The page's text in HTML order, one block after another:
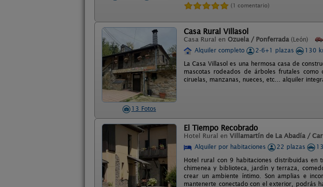
(1 comentario)
13 Fotos
Casa Rural Villasol
Casa Rural en Ozuela / Ponferrada (León)
Alquiler completo
2-6+1 plazas 130
La Casa Villasol es una hermosa casa de
mascotas rodeados de árboles frutales como
ciruelas, manzanas, nueces, etc... alquiler
El Tiempo Recobrado
Hotel Rural en Villamartín de La Abadía /
Alquiler por habitaciones
22 plazas
Hotel rural con 9 habitaciones distribuidas en
chimenea y biblioteca, jardín y terraza,
crear un ambiente íntimo. Son amplias e
mantenerte conectado con el exterior, podrás